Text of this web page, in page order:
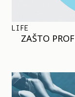
LIFE
ZAŠTO